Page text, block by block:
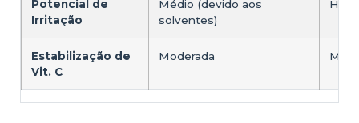
Potencial de
Irritação
Médio (devido aos
solventes)
Estabilização de
Vit. C
Moderada